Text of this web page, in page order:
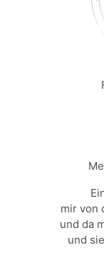
mir von
und da
und